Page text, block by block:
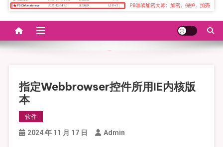
指定Webbrowser控件所用IE内核版
本
软件
2024 年 11 月 17 日 Admin